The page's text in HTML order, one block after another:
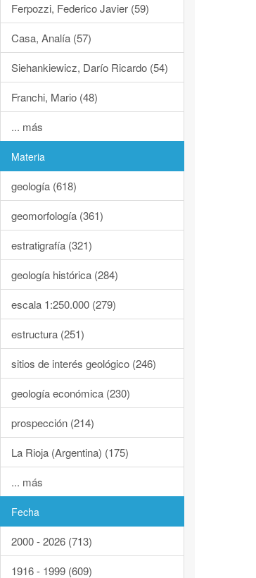
Ferpozzi, Federico Javier (59)
Casa, Analía (57)
Siehankiewicz, Darío Ricardo (54)
Franchi, Mario (48)
... más
Materia
geología (618)
geomorfología (361)
estratigrafía (321)
geología histórica (284)
escala 1:250.000 (279)
estructura (251)
sitios de interés geológico (246)
geología económica (230)
prospección (214)
La Rioja (Argentina) (175)
... más
Fecha
2000 - 2026 (713)
1916 - 1999 (609)